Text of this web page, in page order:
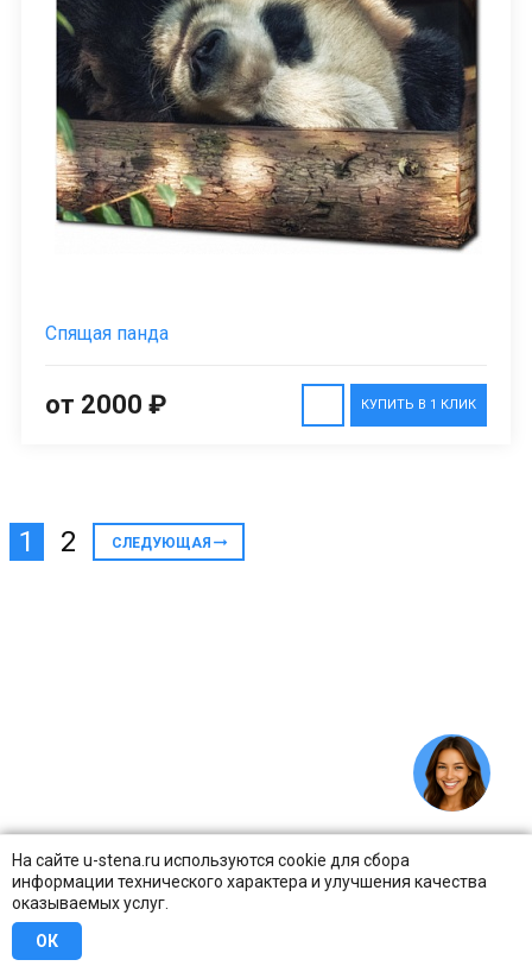
На сайте u-stena.ru используются cookie для сбора
информации технического характера и улучшения качества
оказываемых услуг.
ОК
Спящая панда
КУПИТЬ В 1 КЛИК
от 2000 ₽
1 2 СЛЕДУЮЩАЯ